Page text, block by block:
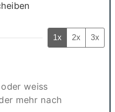
1x 2x 3x
weiss
mehr nach